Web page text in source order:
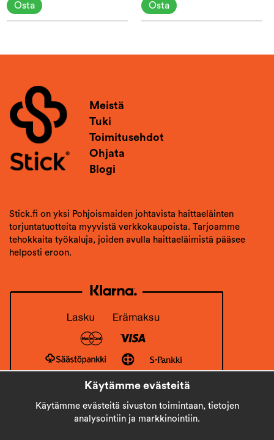
Osta Osta
Meistä
Tuki
Toimitusehdot
Ohjata
Blogi
Stick.fi on yksi Pohjoismaiden johtavista haittaeläinten
torjuntatuotteita myyvistä verkkokaupoista. Tarjoamme
tehokkaita työkaluja, joiden avulla haittaeläimistä pääsee
helposti eroon.
Käytämme evästeitä
Käytämme evästeitä sivuston toimintaan, tietojen
analysointiin ja markkinointiin.